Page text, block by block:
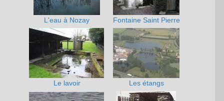
L'eau à Nozay Fontaine Saint Pierre
Le lavoir Les étangs